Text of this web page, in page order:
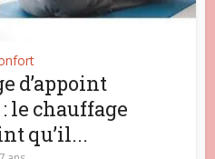
d’appoint
le chauffage
qu’il...